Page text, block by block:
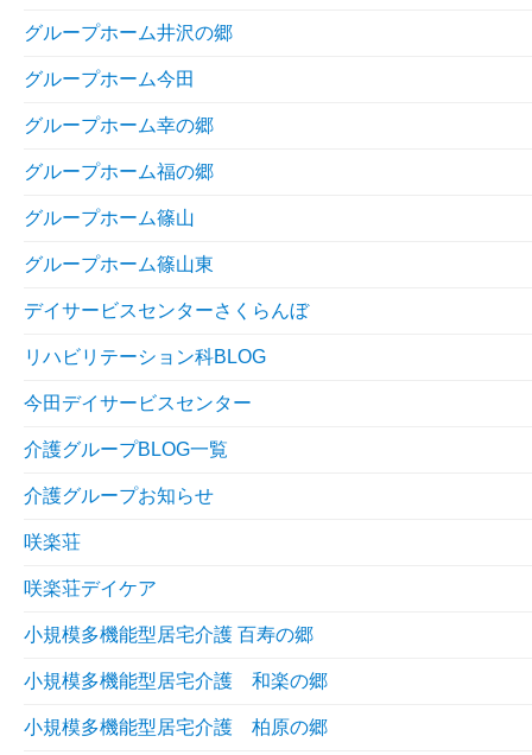
グループホーム井沢の郷
グループホーム今田
グループホーム幸の郷
グループホーム福の郷
グループホーム篠山
グループホーム篠山東
デイサービスセンターさくらんぼ
リハビリテーション科BLOG
今田デイサービスセンター
介護グループBLOG一覧
介護グループお知らせ
咲楽荘
咲楽荘デイケア
小規模多機能型居宅介護 百寿の郷
小規模多機能型居宅介護 和楽の郷
小規模多機能型居宅介護 柏原の郷